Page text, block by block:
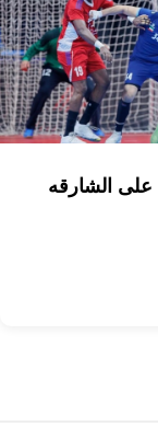
الشارقه